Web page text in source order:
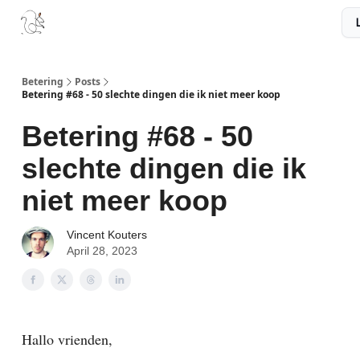
Betering
Posts
Betering #68 - 50 slechte dingen die ik niet meer koop
Betering #68 - 50
slechte dingen die ik
niet meer koop
Vincent Kouters
April 28, 2023
Hallo vrienden,